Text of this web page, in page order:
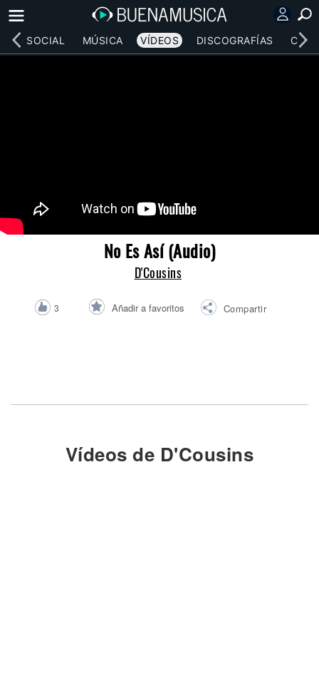
RED SOCIAL MÚSICA VÍDEOS DISCOGRAFÍAS
No Es Así (Audio)
D'Cousins
3 Añadir a favoritos Compartir
Vídeos de D'Cousins